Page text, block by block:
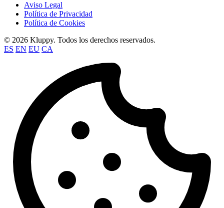
Aviso Legal
Política de Privacidad
Política de Cookies
© 2026 Kluppy. Todos los derechos reservados.
ES EN EU CA